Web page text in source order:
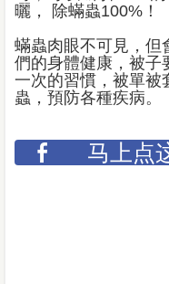
曬， 除蟎蟲100%！
蟎蟲肉眼不可見，但
們的身體健康，被子
一次的習慣，被單被
蟲，預防各種疾病。
马上点